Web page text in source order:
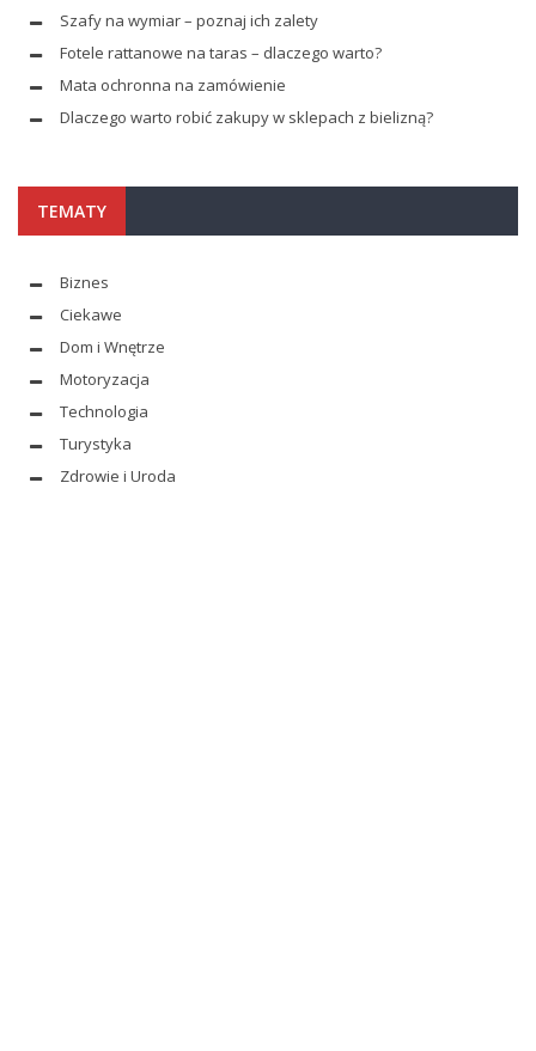
Szafy na wymiar – poznaj ich zalety
Fotele rattanowe na taras – dlaczego warto?
Mata ochronna na zamówienie
Dlaczego warto robić zakupy w sklepach z bielizną?
TEMATY
Biznes
Ciekawe
Dom i Wnętrze
Motoryzacja
Technologia
Turystyka
Zdrowie i Uroda